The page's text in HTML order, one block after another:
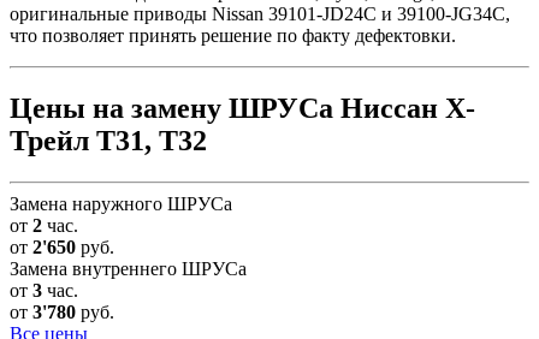
оригинальные приводы Nissan 39101-JD24C и 39100-JG34C,
что позволяет принять решение по факту дефектовки.
Цены на замену ШРУСа Ниссан Х-
Трейл Т31, Т32
Замена наружного ШРУСа
от 2 час.
от 2'650 руб.
Замена внутреннего ШРУСа
от 3 час.
от 3'780 руб.
Все цены